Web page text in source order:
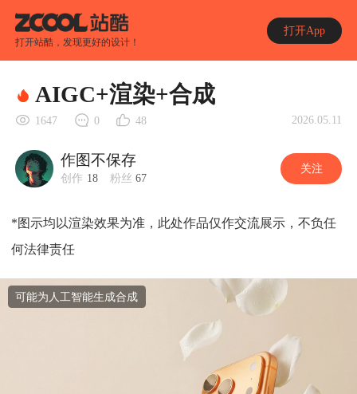
打开站酷，发现更好的设计！
打开App
AIGC+渲染+合成
1647 0 48 2026.05.11
作图不保存
创作 18 粉丝 67
关注
*图示均以渲染效果为准，此处作品仅作交流展示，不负任
何法律责任
可能为人工智能生成合成